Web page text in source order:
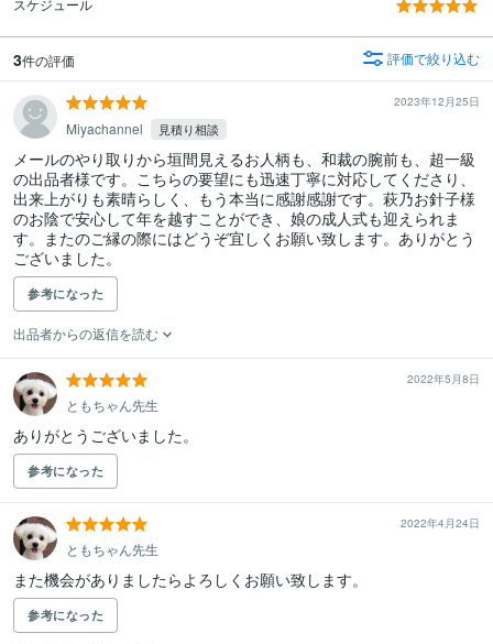
スケジュール
3件の評価 評価で絞り込む
2023年12月25日
Miyachannel 見積り相談
メールのやり取りから垣間見えるお人柄も、和裁の腕前も、超一級
の出品者様です。こちらの要望にも迅速丁寧に対応してくださり、
出来上がりも素晴らしく、もう本当に感謝感謝です。萩乃お針子様
のお陰で安心して年を越すことができ、娘の成人式も迎えられま
す。またのご縁の際にはどうぞ宜しくお願い致します。ありがとう
ございました。
参考になった
出品者からの返信を読む
2022年5月8日
ともちゃん先生
ありがとうございました。
参考になった
2022年4月24日
ともちゃん先生
また機会がありましたらよろしくお願い致します。
参考になった